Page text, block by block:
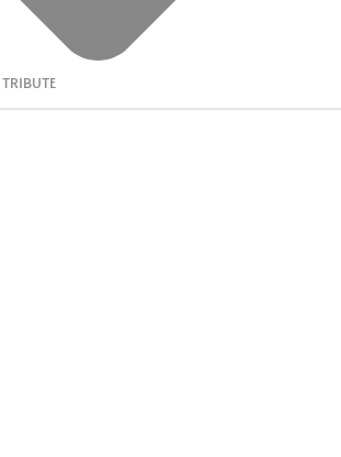
TRIBUTE